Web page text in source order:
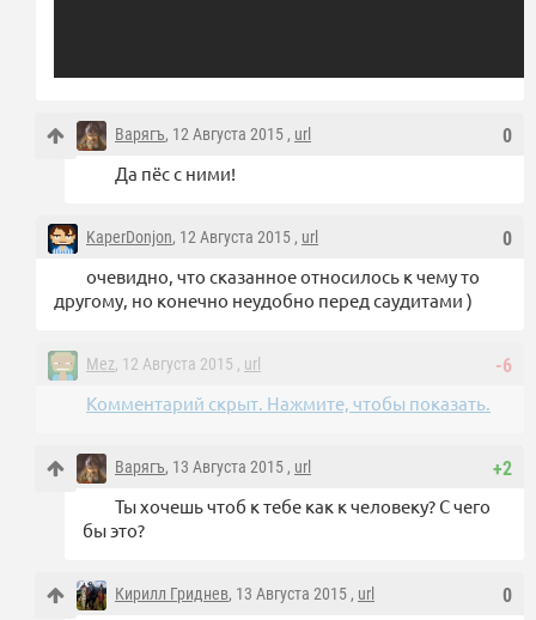
0
Варягъ, 12 Августа 2015 , url
Да пёс с ними!
0
KaperDonjon, 12 Августа 2015 , url
очевидно, что сказанное относилось к чему то
другому, но конечно неудобно перед саудитами )
-6
Mez, 12 Августа 2015 , url
Комментарий скрыт. Нажмите, чтобы показать.
+2
Варягъ, 13 Августа 2015 , url
Ты хочешь чтоб к тебе как к человеку? С чего
бы это?
0
Кирилл Гриднев, 13 Августа 2015 , url